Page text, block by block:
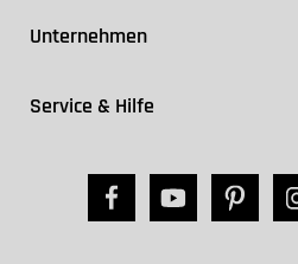
Unternehmen
Service & Hilfe